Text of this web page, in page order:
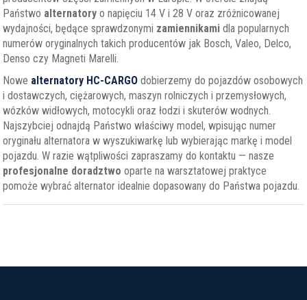
Państwo alternatory o napięciu 14 V i 28 V oraz zróżnicowanej
wydajności, będące sprawdzonymi zamiennikami dla popularnych
numerów oryginalnych takich producentów jak Bosch, Valeo, Delco,
Denso czy Magneti Marelli.
Nowe alternatory HC-CARGO dobierzemy do pojazdów osobowych
i dostawczych, ciężarowych, maszyn rolniczych i przemysłowych,
wózków widłowych, motocykli oraz łodzi i skuterów wodnych.
Najszybciej odnajdą Państwo właściwy model, wpisując numer
oryginału alternatora w wyszukiwarkę lub wybierając markę i model
pojazdu. W razie wątpliwości zapraszamy do kontaktu — nasze
profesjonalne doradztwo oparte na warsztatowej praktyce
pomoże wybrać alternator idealnie dopasowany do Państwa pojazdu.